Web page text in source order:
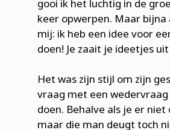
gooi ik het luchtig in de
keer opwerpen. Maar
mij: ik heb een idee voor
doen! Je zaait je ideetjes
Het was zijn stijl om zijn
vraag met een
doen. Behalve als je er niet
maar die man deugt toch